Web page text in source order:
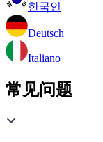
한국인
Deutsch
Italiano
常见问题